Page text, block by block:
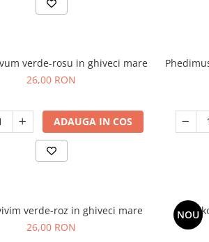
verde-rosu in ghiveci mare
26,00 RON
ADAUGA IN COS
verde-roz in ghiveci mare
26,00 RON
NOU